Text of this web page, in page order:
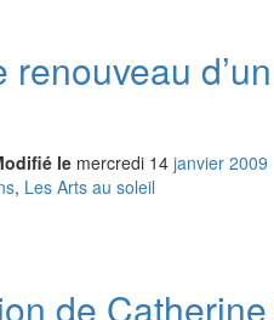
renouveau
le mercredi 14 janvier 2009
, Les Arts au soleil
de